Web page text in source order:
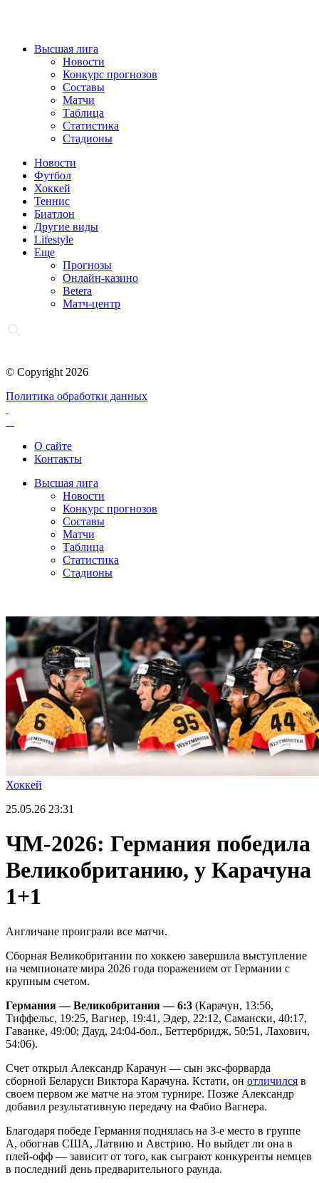
Высшая лига
Новости
Конкурс прогнозов
Составы
Матчи
Таблица
Статистика
Стадионы
Новости
Футбол
Хоккей
Теннис
Биатлон
Другие виды
Lifestyle
Еще
Прогнозы
Онлайн-казино
Betera
Матч-центр
© Copyright 2026
Политика обработки данных
О сайте
Контакты
Высшая лига
Новости
Конкурс прогнозов
Составы
Матчи
Таблица
Статистика
Стадионы
Хоккей
25.05.26 23:31
ЧМ-2026: Германия победила
Великобританию, у Карачуна
1+1
Англичане проиграли все матчи.
Сборная Великобритании по хоккею завершила выступление
на чемпионате мира 2026 года поражением от Германии с
крупным счетом.
Германия — Великобритания — 6:3 (Карачун, 13:56,
Тиффельс, 19:25, Вагнер, 19:41, Эдер, 22:12, Самански, 40:17,
Гаванке, 49:00; Дауд, 24:04-бол., Беттербридж, 50:51, Лахович,
54:06).
Счет открыл Александр Карачун — сын экс-форварда
сборной Беларуси Виктора Карачуна. Кстати, он отличился в
своем первом же матче на этом турнире. Позже Александр
добавил результативную передачу на Фабио Вагнера.
Благодаря победе Германия поднялась на 3-е место в группе
А, обогнав США, Латвию и Австрию. Но выйдет ли она в
плей-офф — зависит от того, как сыграют конкуренты немцев
в последний день предварительного раунда.